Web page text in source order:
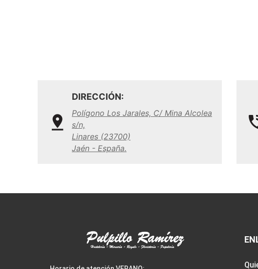
DIRECCIÓN:
Polígono Los Jarales, C/ Mina Alcolea
s/n,
Linares (23700)
Jaén - España.